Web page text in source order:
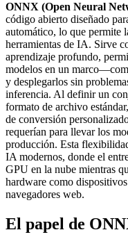
ONNX (Open Neural
código abierto diseñado
automático, lo que permite
herramientas de IA. Sirve
aprendizaje profundo,
modelos en un
y desplegarlos sin
inferencia. Al definir un
formato de archivo
de conversión
requerían para llevar los
producción. Esta
IA modernos, donde el
GPU en la nube mientras
hardware como
navegadores web.
El papel de